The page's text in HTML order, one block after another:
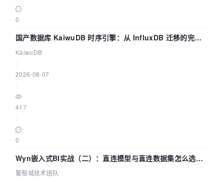
0
国产数据库 KaiwuDB 时序引擎：从 InfluxDB 迁移的完整
技术路径
KaiwuDB
2026-08-07
417
0
Wyn嵌入式BI实战（二）：直连模型与直连数据集怎么选，
参数为什么不生效？| 葡萄城技术团队
葡萄城技术团队